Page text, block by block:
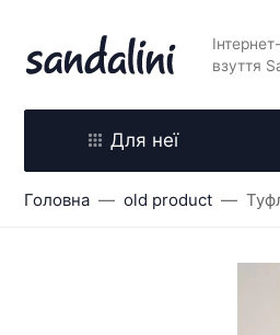
взуття
Для неї
Головна old product